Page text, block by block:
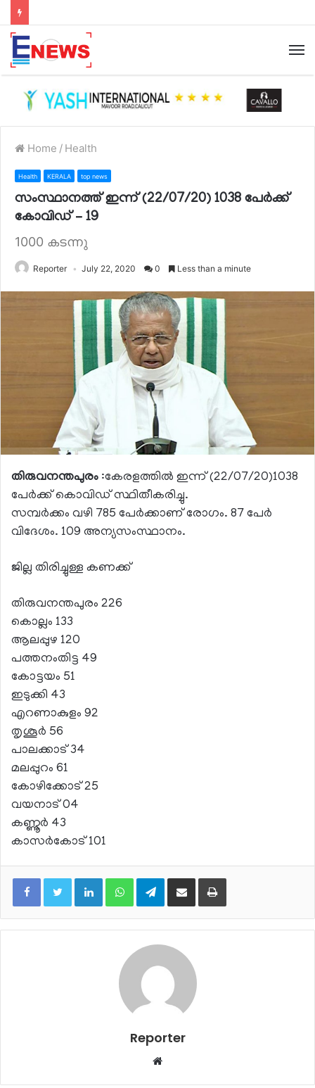
Home / Health
Health KERALA top news
സംസ്ഥാനത്ത് ഇന്ന് (22/07/20) 1038 പേർക്ക്
കോവിഡ് – 19
1000 കടന്നു
Reporter July 22, 2020 0 Less than a minute
തിരുവനന്തപുരം :കേരളത്തിൽ ഇന്ന് (22/07/20)1038
പേർക്ക് കൊവിഡ് സ്ഥിതീകരിച്ചു.
സമ്പര്‍ക്കം വഴി 785 പേര്‍ക്കാണ് രോഗം. 87 പേർ
വിദേശം. 109 അന്യസംസ്ഥാനം.
ജില്ല തിരിച്ചുള്ള കണക്ക്
തിരുവനന്തപുരം 226
കൊല്ലം 133
ആലപ്പുഴ 120
പത്തനംതിട്ട 49
കോട്ടയം 51
ഇടുക്കി 43
എറണാകുളം 92
തൃശൂർ 56
പാലക്കാട് 34
മലപ്പുറം 61
കോഴിക്കോട് 25
വയനാട് 04
കണ്ണൂർ 43
കാസർകോട് 101
LinkedInWhatsAppTelegramShare via Email Print
Reporter
Website